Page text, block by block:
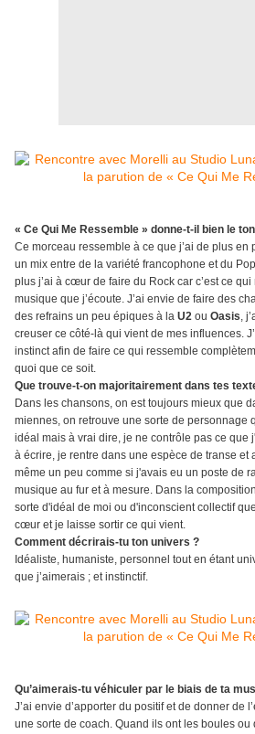
« Ce Qui Me Ressemble » donne-t-il bien le
Ce morceau ressemble à ce que j’ai de plus en
un mix entre de la variété francophone et du
plus j’ai à cœur de faire du Rock car c’est ce qui
musique que j’écoute. J’ai envie de faire des
des refrains un peu épiques à la U2 ou Oasis,
creuser ce côté-là qui vient de mes influences.
instinct afin de faire ce qui ressemble
quoi que ce soit.
Que trouve-t-on majoritairement dans tes
Dans les chansons, on est toujours mieux que
miennes, on retrouve une sorte de personnage
idéal mais à vrai dire, je ne contrôle pas ce que
à écrire, je rentre dans une espèce de transe et
même un peu comme si j'avais eu un poste de
musique au fur et à mesure. Dans la
sorte d'idéal de moi ou d'inconscient collectif
cœur et je laisse sortir ce qui vient.
Comment décrirais-tu ton univers ?
Idéaliste, humaniste, personnel tout en étant
que j’aimerais ; et instinctif.
Qu’aimerais-tu véhiculer par le biais de ta
J’ai envie d’apporter du positif et de donner de
une sorte de coach. Quand ils ont les boules ou